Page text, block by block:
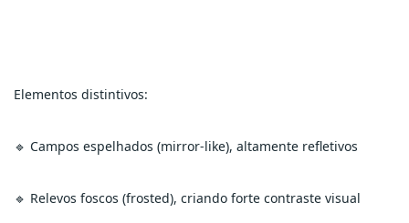
Elementos distintivos:
🔹 Campos espelhados (mirror-like), altamente refletivos
🔹 Relevos foscos (frosted), criando forte contraste visual